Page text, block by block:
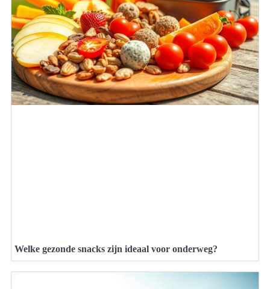
Welke gezonde snacks zijn ideaal voor onderweg?